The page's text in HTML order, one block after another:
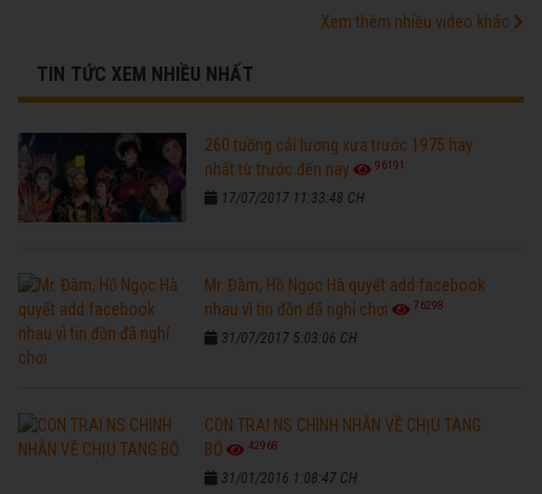
Xem thêm nhiều video khác
TIN TỨC XEM NHIỀU NHẤT
260 tuồng cải lương xưa trước 1975 hay
nhất từ trước đến nay
96191
17/07/2017 11:33:48 CH
Mr. Đàm, Hồ Ngọc Hà quyết add facebook
nhau vì tin đồn đã nghỉ chơi
76298
31/07/2017 5:03:06 CH
CON TRAI NS CHINH NHẪN VỀ CHỊU TANG
BỐ
42968
31/01/2016 1:08:47 CH